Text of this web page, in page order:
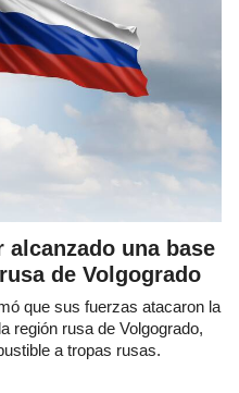
alcanzado una base
de Volgogrado
que sus fuerzas atacaron la
región rusa de Volgogrado,
a tropas rusas.